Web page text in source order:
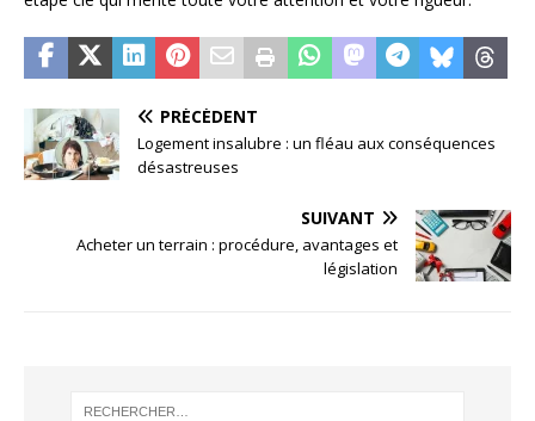
PRÉCÉDENT
Logement insalubre : un fléau aux conséquences
désastreuses
SUIVANT
Acheter un terrain : procédure, avantages et
législation